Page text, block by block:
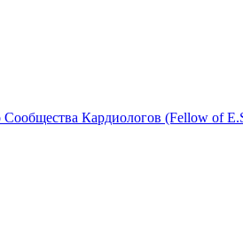
Кардиологов (Fellow of